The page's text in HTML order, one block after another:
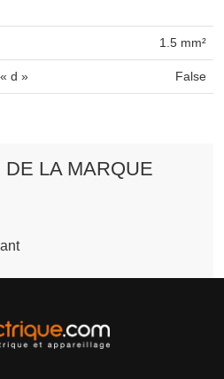
1.5 mm²
d » False
DE LA MARQUE